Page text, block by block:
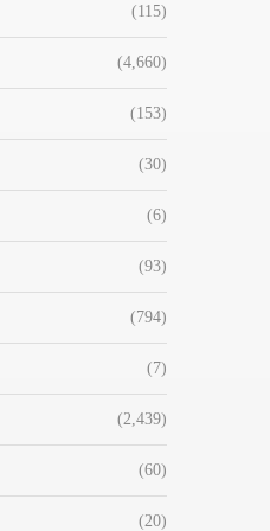
«Ο ΔΉΜΟΣ ΉΛΙΔΑΣ
ΜΊΑ ΛΑΜΠΡΉ
28 Οκτωβρίου 2024
(115)
(4,660)
(153)
(30)
(6)
(93)
(794)
(7)
(2,439)
(60)
(20)